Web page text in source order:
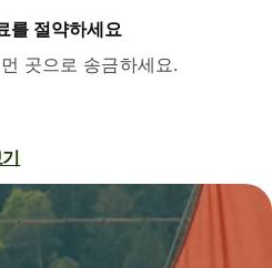
를 절약하세요
곳으로 송금하세요.